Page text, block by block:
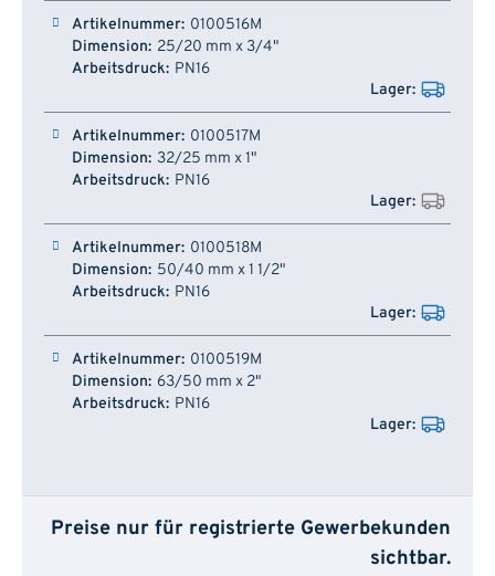
0100516M
25/20 mm x 3/4"
PN16
0100517M
32/25 mm x 1"
PN16
0100518M
50/40 mm x 1 1/2"
PN16
0100519M
63/50 mm x 2"
PN16
Preise nur für registrierte Gewerbekunden
sichtbar.